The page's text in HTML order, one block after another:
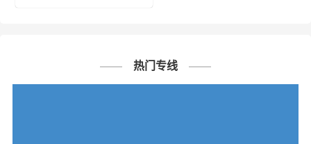
热门专线